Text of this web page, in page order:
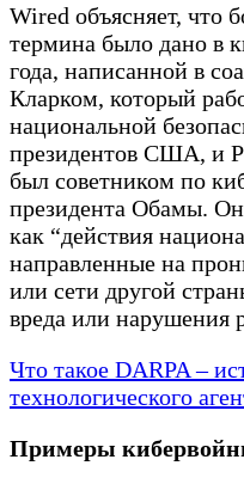
Wired объясняет, что
термина было дано в
года, написанной в
Кларком, который
национальной
президентов США, и
был советником по
президента Обамы.
как “действия
направленные на
или сети другой
вреда или нарушения
Что такое DARPA –
технологического
Примеры